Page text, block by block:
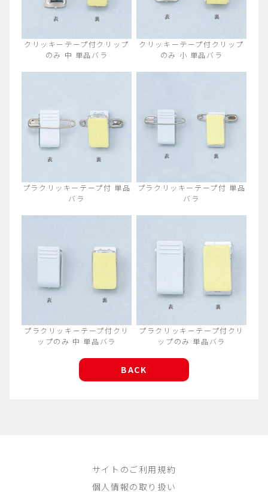
クリッキーテープ付クリップ
のみ 中 単品バラ
クリッキーテープ付クリップ
のみ 小 単品バラ
プラクリッキーテープ付 単品
バラ
プラクリッキーテープ付 単品
バラ
プラクリッキーテープ付クリ
ップのみ 中 単品バラ
プラクリッキーテープ付クリ
ップのみ 単品バラ
BACK
サイトのご利用規約
個人情報の取り扱い